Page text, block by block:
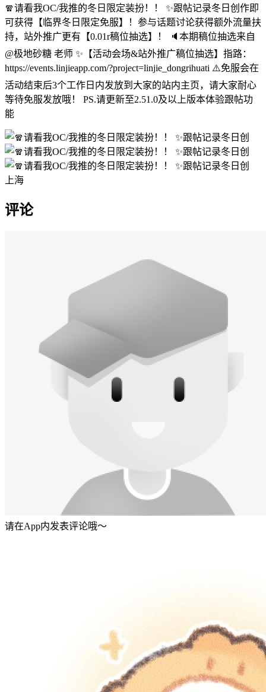
🧣请看我OC/我推的冬日限定装扮！！ ✨跟帖记录冬日创作即
可获得【临界冬日限定免服】！参与话题讨论获得额外流量扶
持，站外推广更有【0.01r稿位抽选】！ 🔈本期稿位抽选来自
@极地砂糖 老师 ✨【活动会场&站外推广稿位抽选】指路：
https://events.linjieapp.com/?project=linjie_dongrihuati ⚠️免服会在
活动结束后3个工作日内发放到大家的站内主页，请大家耐心
等待免服发放哦！ PS.请更新至2.51.0及以上版本体验跟帖功
能
上海
评论
请在App内发表评论哦～